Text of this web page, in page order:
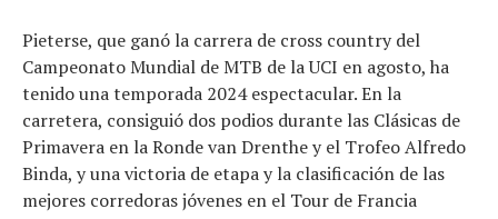
Pieterse, que ganó la carrera de cross country del
Campeonato Mundial de MTB de la UCI en agosto, ha
tenido una temporada 2024 espectacular. En la
carretera, consiguió dos podios durante las Clásicas de
Primavera en la Ronde van Drenthe y el Trofeo Alfredo
Binda, y una victoria de etapa y la clasificación de las
mejores corredoras jóvenes en el Tour de Francia